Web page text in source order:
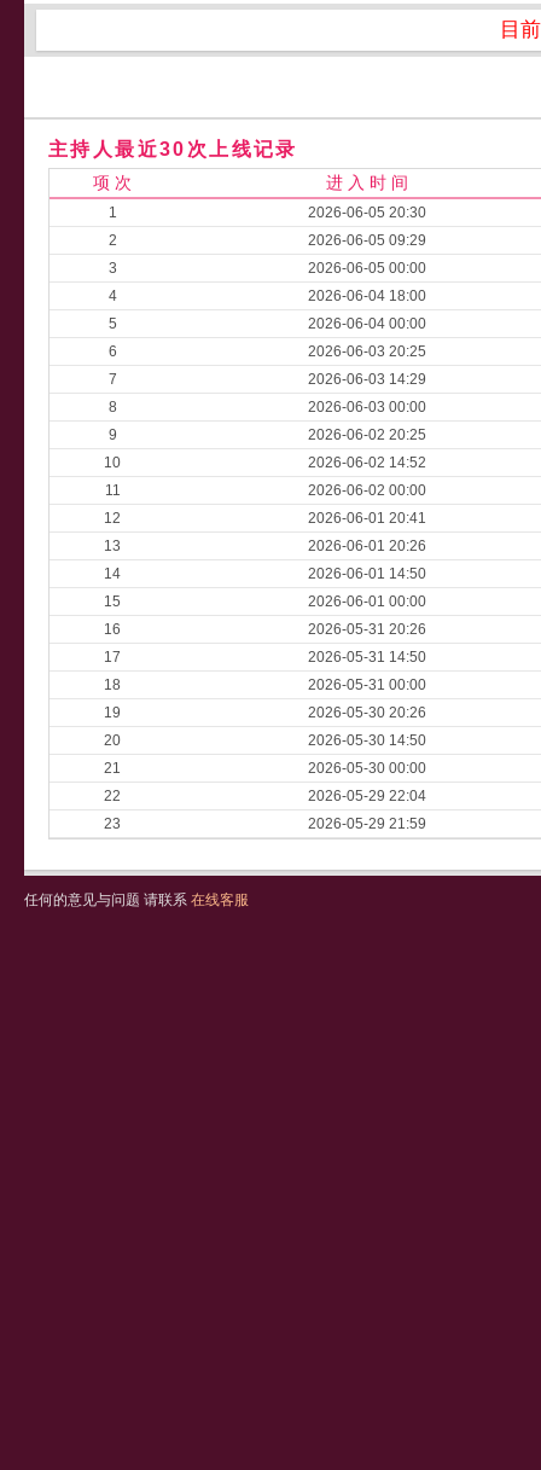
目
主持人最近30次上线记录
项 次 进 入 时 间
1
2026-06-05 20:30
2
2026-06-05 09:29
3
2026-06-05 00:00
4
2026-06-04 18:00
5
2026-06-04 00:00
6
2026-06-03 20:25
7
2026-06-03 14:29
8
2026-06-03 00:00
9
2026-06-02 20:25
10
2026-06-02 14:52
11
2026-06-02 00:00
12
2026-06-01 20:41
13
2026-06-01 20:26
14
2026-06-01 14:50
15
2026-06-01 00:00
16
2026-05-31 20:26
17
2026-05-31 14:50
18
2026-05-31 00:00
19
2026-05-30 20:26
20
2026-05-30 14:50
21
2026-05-30 00:00
22
2026-05-29 22:04
23
2026-05-29 21:59
任何的意见与问题 请联系 在线客服